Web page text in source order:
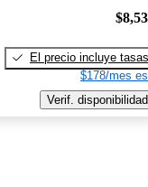
El precio incluye tasas
$178/mes
Verif. disponibilidad